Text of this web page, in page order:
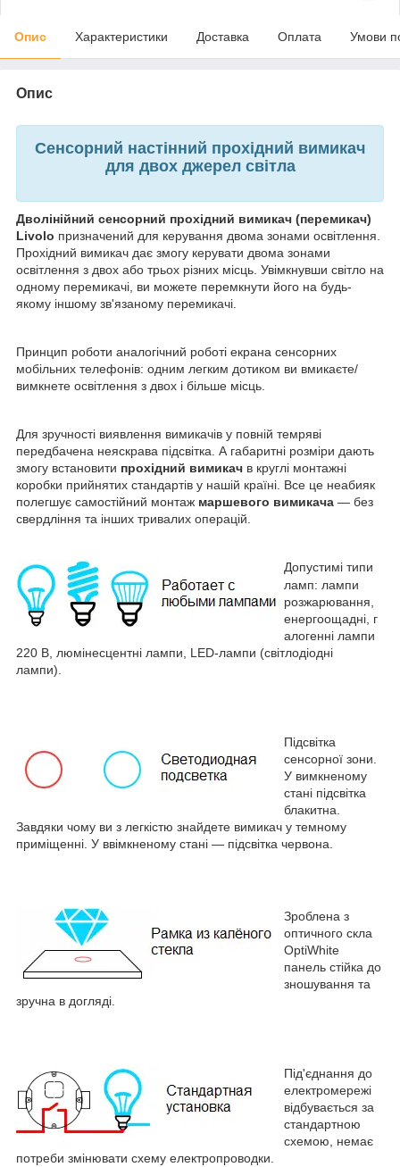
Опис Характеристики Доставка Оплата Умови
Опис
Сенсорний настінний прохідний вимикач
для двох джерел світла
Дволінійний сенсорний прохідний вимикач (перемикач)
Livolo призначений для керування двома зонами освітлення.
Прохідний вимикач дає змогу керувати двома зонами
освітлення з двох або трьох різних місць. Увімкнувши світло на
одному перемикачі, ви можете перемкнути його на будь-
якому іншому зв'язаному перемикачі.
Принцип роботи аналогічний роботі екрана сенсорних
мобільних телефонів: одним легким дотиком ви вмикаєте/
вимкнете освітлення з двох і більше місць.
Для зручності виявлення вимикачів у повній темряві
передбачена неяскрава підсвітка. А габаритні розміри дають
змогу встановити прохідний вимикач в круглі монтажні
коробки прийнятих стандартів у нашій країні. Все це неабияк
полегшує самостійний монтаж маршевого вимикача — без
свердління та інших тривалих операцій.
Допустимі типи
ламп: лампи
розжарювання,
енергоощадні, г
алогенні лампи
220 В, люмінесцентні лампи, LED-лампи (світлодіодні
лампи).
Підсвітка
сенсорної зони.
У вимкненому
стані підсвітка
блакитна.
Завдяки чому ви з легкістю знайдете вимикач у темному
приміщенні. У ввімкненому стані — підсвітка червона.
Зроблена з
оптичного скла
OptiWhite
панель стійка до
зношування та
зручна в догляді.
Під'єднання до
електромережі
відбувається за
стандартною
схемою, немає
потреби змінювати схему електропроводки.